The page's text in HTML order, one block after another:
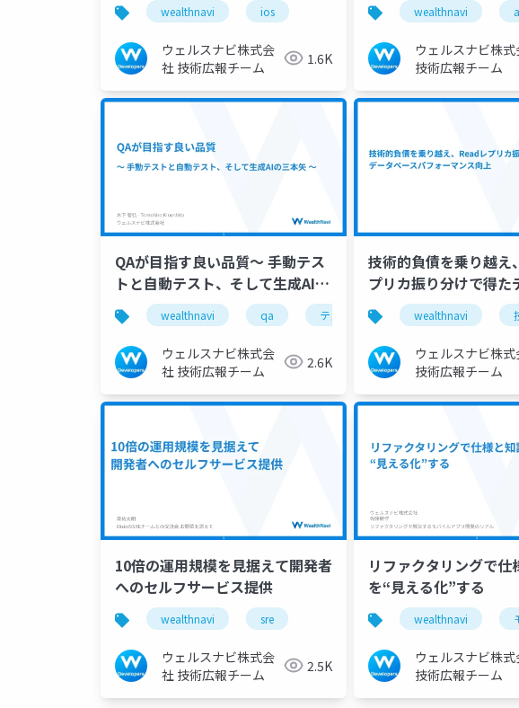
wealthnavi ios
ウェルスナビ株式会
社 技術広報チーム
1.6K
wealthnavi
ウェルスナビ株式
技術広報チーム
QAが目指す良い品質〜 手動テス
トと自動テスト、そして生成AIの
三本矢 〜wealthnavi qa テスト
ウェルスナビ株式会
社 技術広報チーム
2.6K
技術的負債を乗り越え
プリカ振り分けで得た
スパフォーマンス向上
wealthnavi
ウェルスナビ株式
技術広報チーム
10倍の運用規模を見据えて開発者
へのセルフサービス提供
wealthnavi sre
ウェルスナビ株式会
社 技術広報チーム
2.5K
リファクタリングで仕
を“見える化”する
wealthnavi
ウェルスナビ株式
技術広報チーム